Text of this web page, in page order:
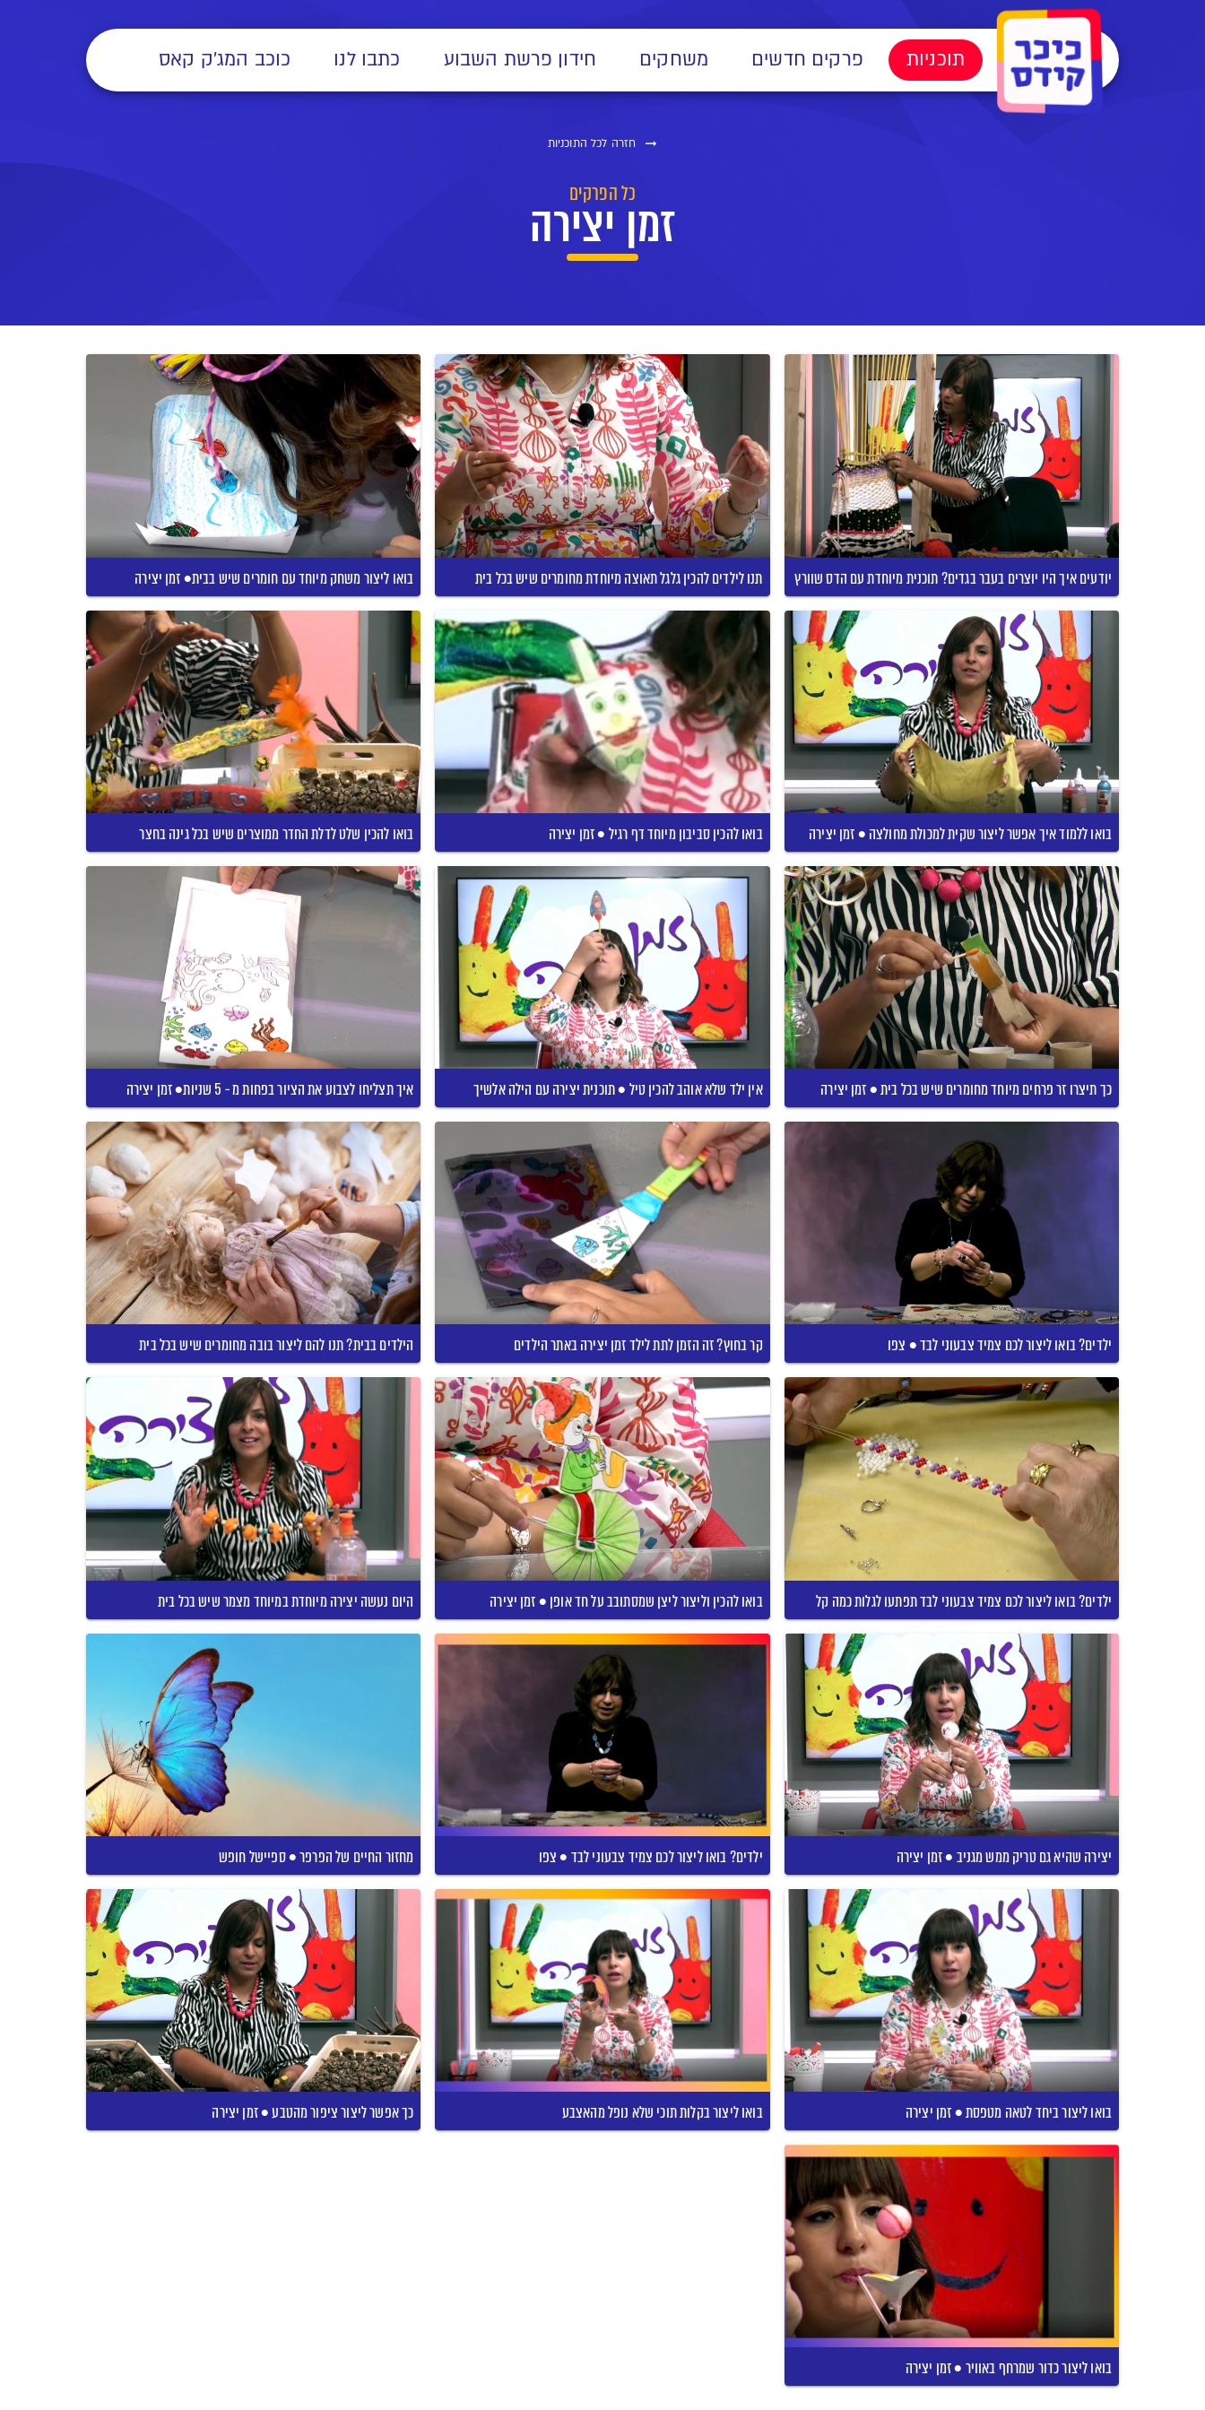
תוכניות פרקים חדשים משחקים חידון פרשת השבוע כתבו לנו כוכב המג'ק קאס
חזרה לכל התוכניות
כל הפרקים
זמן יצירה
יודעים איך היו יוצרים בעבר בגדים? תוכנית מיוחדת עם הדס שוורץ תנו לילדים להכין גלגל תאוצה מיוחדת מחומרים שיש בכל בית בואו ליצור משחק מיוחד עם חומרים שיש בבית• זמן יצירה
בואו ללמוד איך אפשר ליצור שקית למכולת מחולצה • זמן יצירה בואו להכין סביבון מיוחד דף רגיל • זמן יצירה בואו להכין שלט לדלת החדר ממוצרים שיש בכל גינה בחצר
כך תיצרו זר פרחים מיוחד מחומרים שיש בכל בית • זמן יצירה אין ילד שלא אוהב להכין טיל • תוכנית יצירה עם הילה אלשיך איך תצליחו לצבוע את הציור בפחות מ - 5 שניות• זמן יצירה
ילדים? בואו ליצור לכם צמיד צבעוני לבד • צפו קר בחוץ? זה הזמן לתת לילד זמן יצירה באתר הילדים הילדים בבית? תנו להם ליצור בובה מחומרים שיש בכל בית
ילדים? בואו ליצור לכם צמיד צבעוני לבד תפתעו לגלות כמה קל בואו להכין וליצור ליצן שמסתובב על חד אופן • זמן יצירה היום נעשה יצירה מיוחדת במיוחד מצמר שיש בכל בית
יצירה שהיא גם טריק ממש מגניב • זמן יצירה ילדים? בואו ליצור לכם צמיד צבעוני לבד • צפו מחזור החיים של הפרפר • ספיישל חופש
בואו ליצור ביחד לטאה מטפסת • זמן יצירה בואו ליצור בקלות תוכי שלא נופל מהאצבע כך אפשר ליצור ציפור מהטבע • זמן יצירה
בואו ליצור כדור שמרחף באוויר • זמן יצירה